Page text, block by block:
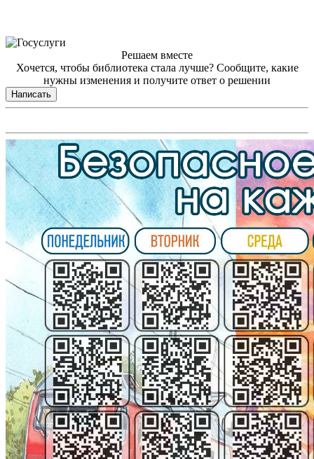
Решаем вместе
Хочется, чтобы библиотека стала лучше? Сообщите, какие
нужны изменения и получите ответ о решении
Написать